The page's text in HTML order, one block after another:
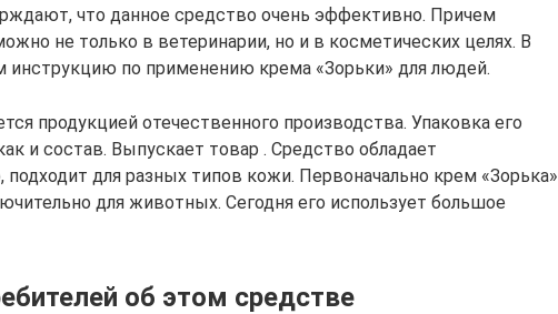
что данное средство очень эффективно. Причем
не только в ветеринарии, но и в косметических целях. В
инструкцию по применению крема «Зорьки» для людей.
продукцией отечественного производства. Упаковка его
и состав. Выпускает товар . Средство обладает
подходит для разных типов кожи. Первоначально крем «Зорька»
для животных. Сегодня его использует большое
об этом средстве